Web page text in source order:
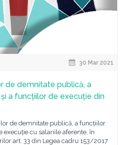
30 Mar 2021
de demnitate publică, a
a funcțiilor de execuție din
de demnitate publică, a funcțiilor
execuție cu salariile aferente, în
art. 33 din Legea cadru 153/2017